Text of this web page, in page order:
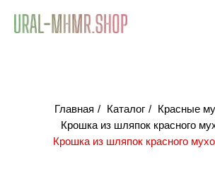
Главная / Каталог / Красные
Крошка из шляпок красного
Крошка из шляпок красного